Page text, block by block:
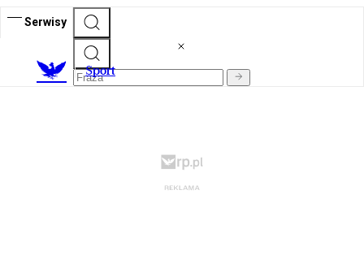
Serwisy
Sport